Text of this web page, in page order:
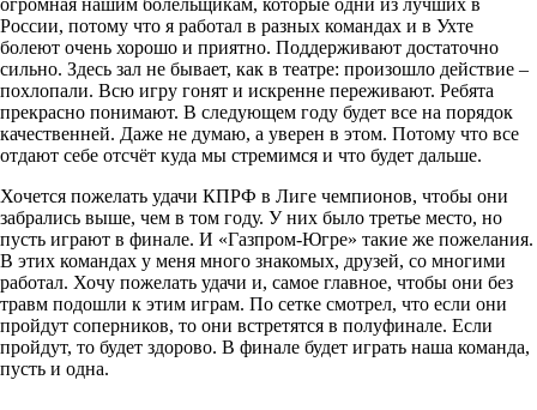
России, потому что я работал в разных командах и в Ухте
болеют очень хорошо и приятно. Поддерживают достаточно
сильно. Здесь зал не бывает, как в театре: произошло действие –
похлопали. Всю игру гонят и искренне переживают. Ребята
прекрасно понимают. В следующем году будет все на порядок
качественней. Даже не думаю, а уверен в этом. Потому что все
отдают себе отсчёт куда мы стремимся и что будет дальше.
Хочется пожелать удачи КПРФ в Лиге чемпионов, чтобы они
забрались выше, чем в том году. У них было третье место, но
пусть играют в финале. И «Газпром-Югре» такие же пожелания.
В этих командах у меня много знакомых, друзей, со многими
работал. Хочу пожелать удачи и, самое главное, чтобы они без
травм подошли к этим играм. По сетке смотрел, что если они
пройдут соперников, то они встретятся в полуфинале. Если
пройдут, то будет здорово. В финале будет играть наша команда,
пусть и одна.